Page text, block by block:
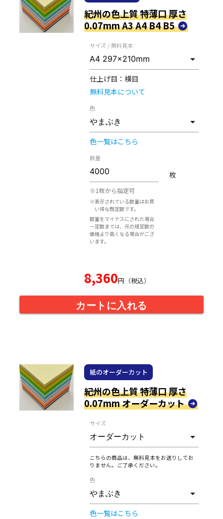
紀州の色上質 特薄口 厚さ
0.07mm A3 A4 B4 B5
サイズ / 無料見本
仕上げ目： 横目
無料見本について
色
色一覧はこちら
数量
※1枚から指定可
※表示されている数量はお買
い得な既定数です。
数量をマイナスにされた場合
一定数までは、元の規定数の
価格より高くなる場合がござ
います。
枚
8,360円（税込）
カートに入れる
紙のオーダーカット
紀州の色上質 特薄口 厚さ
0.07mm オーダーカット
サイズ
こちらの商品は、無料見本をお送りしてお
りません。ご了承ください。
色
色一覧はこちら